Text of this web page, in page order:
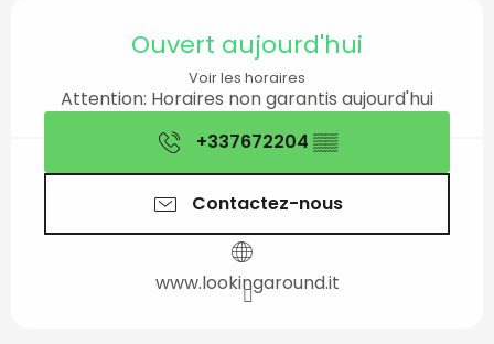
Ouverture et
Ouvert aujourd'hui
Voir les horaires
Attention: Horaires non garantis aujourd'hui
+337672204 ▒▒
Contactez-nous
www.lookingaround.it